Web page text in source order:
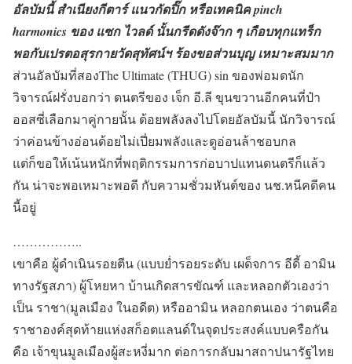
อัลบัมนี้ สำเนียงกีตาร์ แนวกัดปิ๊ก หรือเทคนิค pinch
harmonics ของ แซก ไวลด์ นั้นกรีดดังจ๊าก ๆ เกือบทุกแทร็ก
พอกับเปรตอสุรกายวัดสุทัศน์ฯ ร้องขอส่วนบุญ เหมาะสมมาก
ส่วนอัลบัมที่สองThe Ultimate (THUG) sin ของพ่อมดนัก
วิจารณ์ฝรั่งบอกว่า ดนตรีของ เจ็ก อี.ลี ขุนขวานอีกคนที่ป๋า
ออสซี่เลือกมาคู่กายนั้น ด้อยพลังลงไปโดยอัลบัมนี้ นักวิจารณ์
ว่าค่อนข้างอ่อนด้อยไม่เปี่ยมพลังและดูอ่อนล้าชอบกล
แต่ก็ขอให้เน้นหนักที่พฤติกรรมการก่อบาปแทนดนตรีก็แล้ว
กัน น่าจะพอเหมาะพอดี กับความชั่วมหันต์ของ นช.หนีคดีคน
นี้อยู่
……………..
เขาคือ ผู้ดำเนินรอยตีน (แบบย่ำรอยระดับ เผด็จการ อีดี้ อามิน
ทางรัฐสภา) ผู้โหยหา บ้านเกิดสารขัณฑ์ และหลอกตัวเองว่า
เป็น ราชา(มูลเมือง ในอดีต) หรืออามิน หลอกตนเอง ว่าตนคือ
ราชาองค์สุดท้ายแห่งสก็อตแลนด์ในจุดประสงค์แบบครือกัน
คือ เจ้าขุนมูลเมืองผู้สะหงี่มาก ต่อการกลับมาสถาปนารัฐไทย